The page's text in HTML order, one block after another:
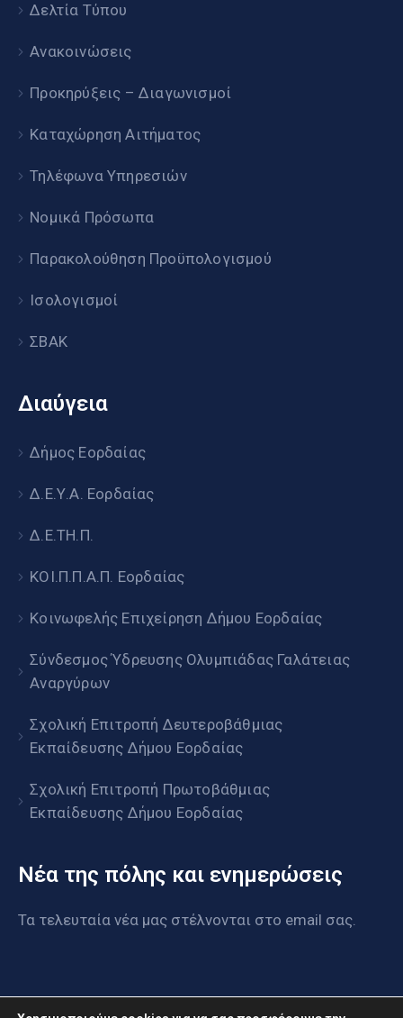
Δελτία Τύπου
Ανακοινώσεις
Προκηρύξεις – Διαγωνισμοί
Καταχώρηση Αιτήματος
Τηλέφωνα Υπηρεσιών
Νομικά Πρόσωπα
Παρακολούθηση Προϋπολογισμού
Ισολογισμοί
ΣΒΑΚ
Διαύγεια
Δήμος Εορδαίας
Δ.Ε.Υ.Α. Εορδαίας
Δ.Ε.ΤΗ.Π.
ΚΟΙ.Π.Π.Α.Π. Εορδαίας
Κοινωφελής Επιχείρηση Δήμου Εορδαίας
Σύνδεσμος Ύδρευσης Ολυμπιάδας Γαλάτειας
Αναργύρων
Σχολική Επιτροπή Δευτεροβάθμιας
Εκπαίδευσης Δήμου Εορδαίας
Σχολική Επιτροπή Πρωτοβάθμιας
Εκπαίδευσης Δήμου Εορδαίας
Νέα της πόλης και ενημερώσεις
Τα τελευταία νέα μας στέλνονται στο email σας.